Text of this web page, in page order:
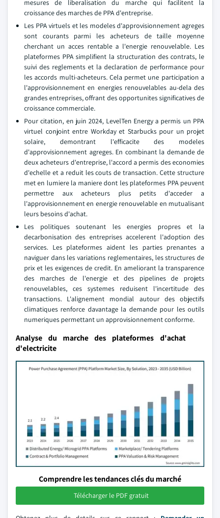
mesures de liberalisation du marche qui facilitent la
croissance des marches de PPA d'entreprise.
Les PPA virtuels et les modeles d'approvisionnement agreges
sont courants parmi les acheteurs de taille moyenne
cherchant un acces rentable a l'energie renouvelable. Les
plateformes PPA simplifient la structuration des contrats, le
suivi des reglements et la declaration de performance pour
les accords multi-acheteurs. Cela permet une participation a
l'approvisionnement en energies renouvelables au-dela des
grandes entreprises, offrant des opportunites significatives de
croissance commerciale.
Pour citation, en juin 2024, LevelTen Energy a permis un PPA
virtuel conjoint entre Workday et Starbucks pour un projet
solaire, demontrant l'efficacite des modeles
d'approvisionnement agreges. En combinant la demande de
deux acheteurs d'entreprise, l'accord a permis des economies
d'echelle et a reduit les couts de transaction. Cette structure
met en lumiere la maniere dont les plateformes PPA peuvent
permettre aux acheteurs plus petits d'acceder a
l'approvisionnement en energie renouvelable en mutualisant
leurs besoins d'achat.
Les politiques soutenant les energies propres et la
decarbonisation des entreprises accelerent l'adoption des
services. Les plateformes aident les parties prenantes a
naviguer dans les variations reglementaires, les structures de
prix et les exigences de credit. En ameliorant la transparence
des marches de l'energie et des pipelines de projets
renouvelables, ces systemes reduisent l'incertitude des
transactions. L'alignement mondial autour des objectifs
climatiques renforce davantage la demande pour les outils
numeriques permettant un approvisionnement conforme.
Analyse du marche des plateformes d'achat
d'electricite
Comprendre les tendances clés du marché
Télécharger le PDF gratuit